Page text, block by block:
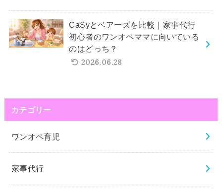
CaSyとベアーズを比較｜家事代行
初心者のワンオペママに向いている
のはどっち？
2026.06.28
カテゴリー
ワンオペ育児
家事代行